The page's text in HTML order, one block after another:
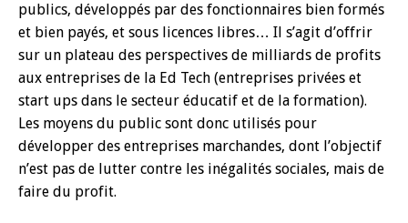
publics, développés par des fonctionnaires bien formés
et bien payés, et sous licences libres… Il s’agit d’offrir
sur un plateau des perspectives de milliards de profits
aux entreprises de la Ed Tech (entreprises privées et
start ups dans le secteur éducatif et de la formation).
Les moyens du public sont donc utilisés pour
développer des entreprises marchandes, dont l’objectif
n’est pas de lutter contre les inégalités sociales, mais de
faire du profit.